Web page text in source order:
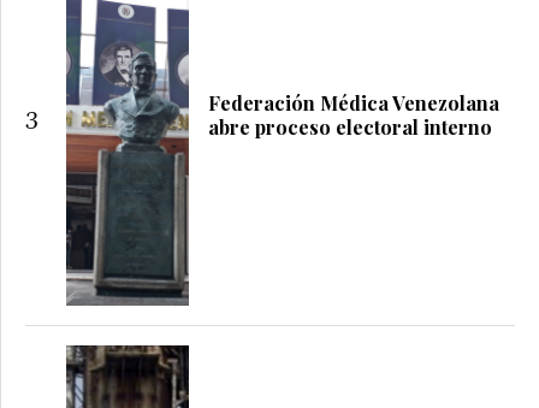
3
Federación Médica Venezolana
abre proceso electoral interno